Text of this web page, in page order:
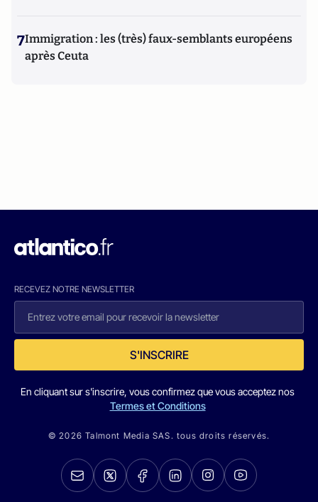
7Immigration : les (très) faux-semblants européens
après Ceuta
RECEVEZ NOTRE NEWSLETTER
S'INSCRIRE
En cliquant sur s'inscrire, vous confirmez que vous acceptez nos
Termes et Conditions
© 2026 Talmont Media SAS. tous droits réservés.